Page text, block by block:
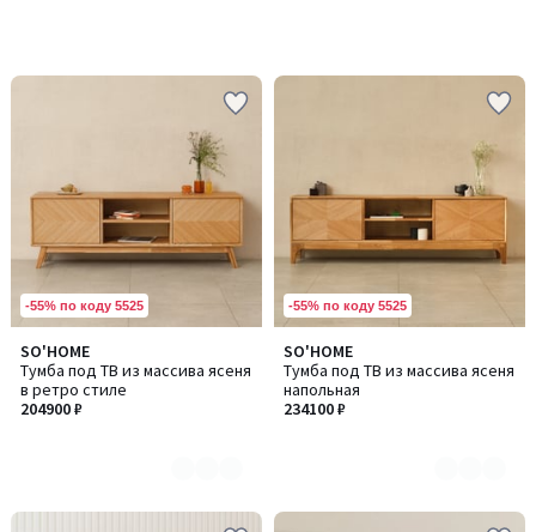
-55% по коду 5525
SO'HOME
Тумба под ТВ из массива ясеня
в ретро стиле
204900 ₽
Количество
цветов:
2
-55% по коду 5525
SO'HOME
Тумба под ТВ из массива ясеня
напольная
234100 ₽
Количество
цветов:
2